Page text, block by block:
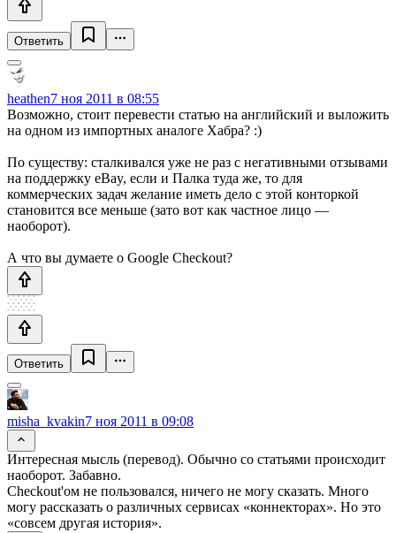
Ответить
heathen7 ноя 2011 в 08:55
Возможно, стоит перевести статью на английский и выложить
на одном из импортных аналоге Хабра? :)
По существу: сталкивался уже не раз с негативными отзывами
на поддержку eBay, если и Палка туда же, то для
коммерческих задач желание иметь дело с этой конторкой
становится все меньше (зато вот как частное лицо —
наоборот).
А что вы думаете о Google Checkout?
Ответить
misha_kvakin7 ноя 2011 в 09:08
Интересная мысль (перевод). Обычно со статьями происходит
наоборот. Забавно.
Checkout'ом не пользовался, ничего не могу сказать. Много
могу рассказать о различных сервисах «коннекторах». Но это
«совсем другая история».